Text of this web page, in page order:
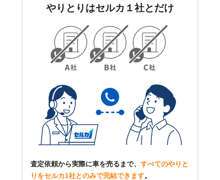
やりとりはセルカ１社とだけ
査定依頼から実際に車を売るまで、 すべてのやりと
りをセルカ1社とのみで完結できます。